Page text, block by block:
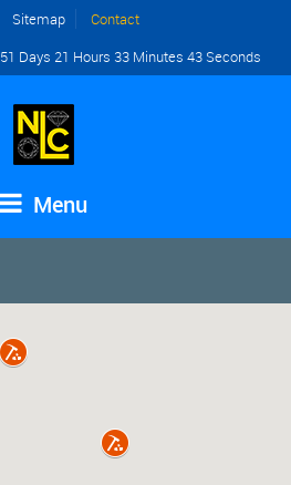
Sitemap
Contact
51 Days 21 Hours 33 Minutes 43 Seconds
Menu